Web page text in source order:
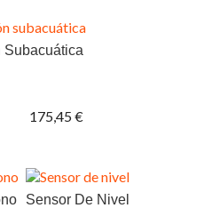
Subacuática
175,45 €
Sensor De Nivel